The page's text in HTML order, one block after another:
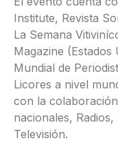
Institute, Revista
La Semana
Magazine
Mundial de
Licores a nivel
con la
nacionales,
Televisión.